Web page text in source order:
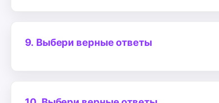
9. Выбери верные ответы